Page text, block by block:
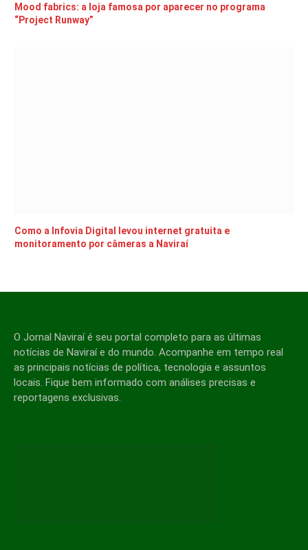
Mood fabrics: a loja famosa por aparecer no programa
“Project Runway”
Como a Infovia Digital levou internet gratuita e
monitoramento por câmeras a Naviraí
O Jornal Naviraí é seu portal completo para as últimas
notícias de Naviraí e do mundo. Acompanhe em tempo real
as principais notícias de política, tecnologia e assuntos
locais. Fique bem informado com análises precisas e
reportagens exclusivas.